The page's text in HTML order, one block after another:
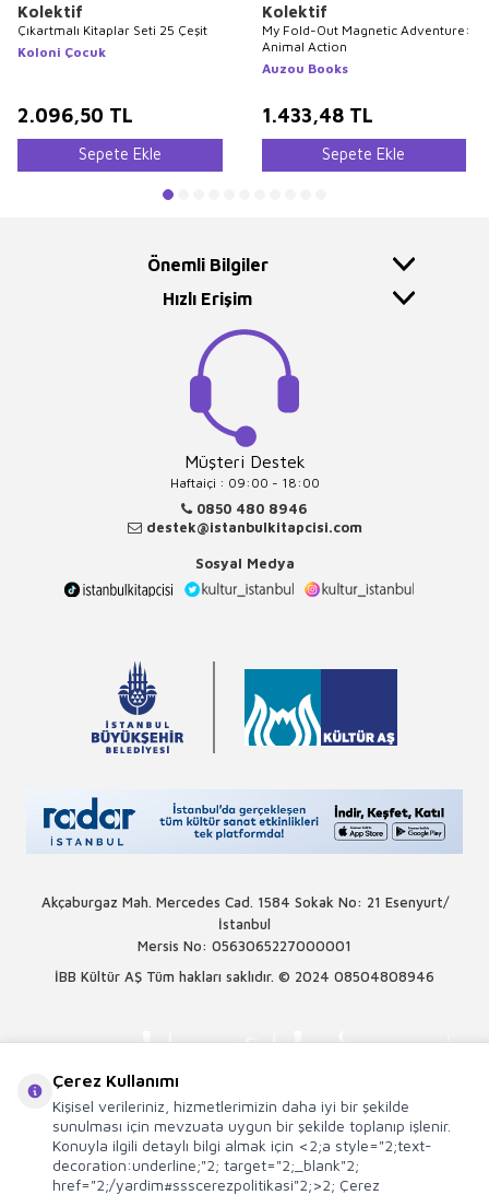
Kolektif
Çıkartmalı Kitaplar Seti 25 Çeşit
Koloni Çocuk
2.096,50 TL
Sepete Ekle
Kolektif
My Fold-Out Magnetic Adventure:
Animal Action
Auzou Books
1.433,48TL
Sepete Ekle
Önemli Bilgiler
Hızlı Erişim
Müşteri Destek
Haftaiçi : 09:00 - 18:00
0850 480 8946
destek@istanbulkitapcisi.com
Sosyal Medya
Akçaburgaz Mah. Mercedes Cad. 1584 Sokak No: 21 Esenyurt/
İstanbul
Mersis No: 0563065227000001
İBB Kültür AŞ Tüm hakları saklıdır. © 2024 08504808946
Çerez Kullanımı
Kişisel verileriniz, hizmetlerimizin daha iyi bir şekilde
sunulması için mevzuata uygun bir şekilde toplanıp işlenir.
Konuyla ilgili detaylı bilgi almak için <2;a style="2;text-
decoration:underline;"2; target="2;_blank"2;
href="2;/yardim#ssscerezpolitikasi"2;>2; Çerez